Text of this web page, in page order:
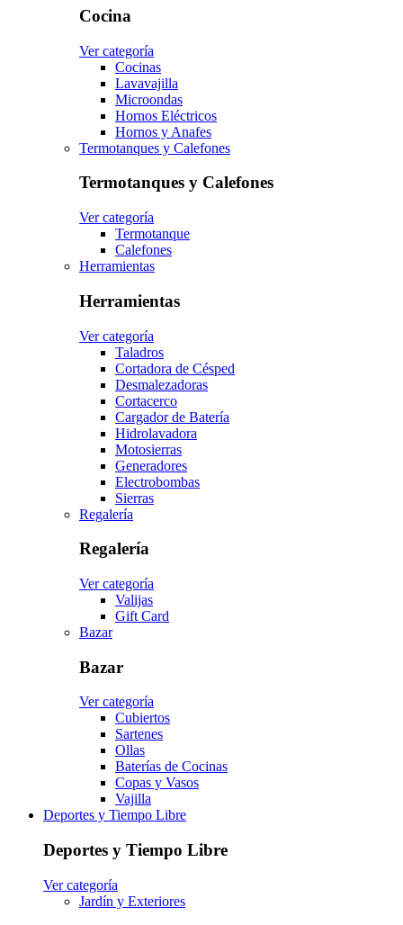
Cocina
Ver categoría
Cocinas
Lavavajilla
Microondas
Hornos Eléctricos
Hornos y Anafes
Termotanques y Calefones
Termotanques y Calefones
Ver categoría
Termotanque
Calefones
Herramientas
Herramientas
Ver categoría
Taladros
Cortadora de Césped
Desmalezadoras
Cortacerco
Cargador de Batería
Hidrolavadora
Motosierras
Generadores
Electrobombas
Sierras
Regalería
Regalería
Ver categoría
Valijas
Gift Card
Bazar
Bazar
Ver categoría
Cubiertos
Sartenes
Ollas
Baterías de Cocinas
Copas y Vasos
Vajilla
Deportes y Tiempo Libre
Deportes y Tiempo Libre
Ver categoría
Jardín y Exteriores